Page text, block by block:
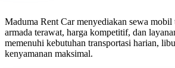
Maduma Rent Car menyediakan sewa mobil
armada terawat, harga kompetitif, dan
memenuhi kebutuhan transportasi harian,
kenyamanan maksimal.